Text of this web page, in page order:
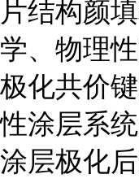
片结构颜
学、物理
极化共价
性涂层系
涂层极化